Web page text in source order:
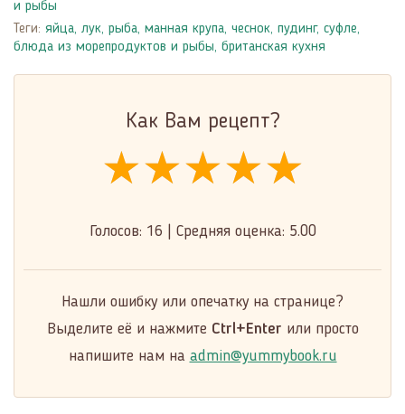
и рыбы
Теги: яйца, лук, рыба, манная крупа, чеснок, пудинг, суфле,
блюда из морепродуктов и рыбы, британская кухня
Как Вам рецепт?
★★★★★
★★★★★
★★★★★
Голосов: 16 Средняя оценка: 5.00
Нашли ошибку или опечатку на странице?
Выделите её и нажмите Ctrl+Enter или просто
напишите нам на admin@yummybook.ru